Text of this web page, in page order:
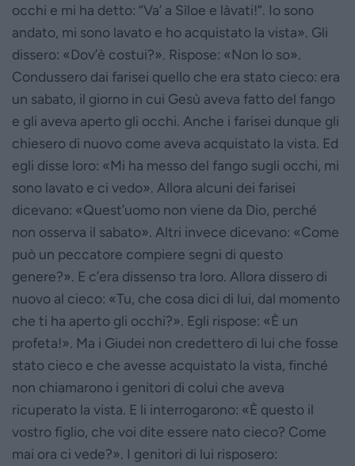
occhi e mi ha detto: “Va’ a Sìloe e làvati!”. Io sono
andato, mi sono lavato e ho acquistato la vista». Gli
dissero: «Dov’è costui?». Rispose: «Non lo so».
Condussero dai farisei quello che era stato cieco: era
un sabato, il giorno in cui Gesù aveva fatto del fango
e gli aveva aperto gli occhi. Anche i farisei dunque gli
chiesero di nuovo come aveva acquistato la vista. Ed
egli disse loro: «Mi ha messo del fango sugli occhi, mi
sono lavato e ci vedo». Allora alcuni dei farisei
dicevano: «Quest’uomo non viene da Dio, perché
non osserva il sabato». Altri invece dicevano: «Come
può un peccatore compiere segni di questo
genere?». E c’era dissenso tra loro. Allora dissero di
nuovo al cieco: «Tu, che cosa dici di lui, dal momento
che ti ha aperto gli occhi?». Egli rispose: «È un
profeta!». Ma i Giudei non credettero di lui che fosse
stato cieco e che avesse acquistato la vista, finché
non chiamarono i genitori di colui che aveva
ricuperato la vista. E li interrogarono: «È questo il
vostro figlio, che voi dite essere nato cieco? Come
mai ora ci vede?». I genitori di lui risposero: